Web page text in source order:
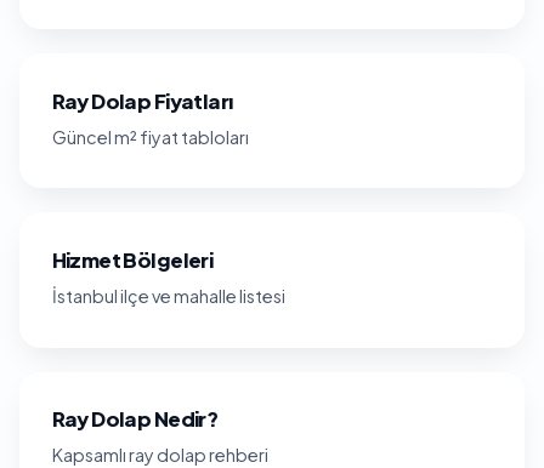
Ray Dolap Fiyatları
Güncel m² fiyat tabloları
Hizmet Bölgeleri
İstanbul ilçe ve mahalle listesi
Ray Dolap Nedir?
Kapsamlı ray dolap rehberi